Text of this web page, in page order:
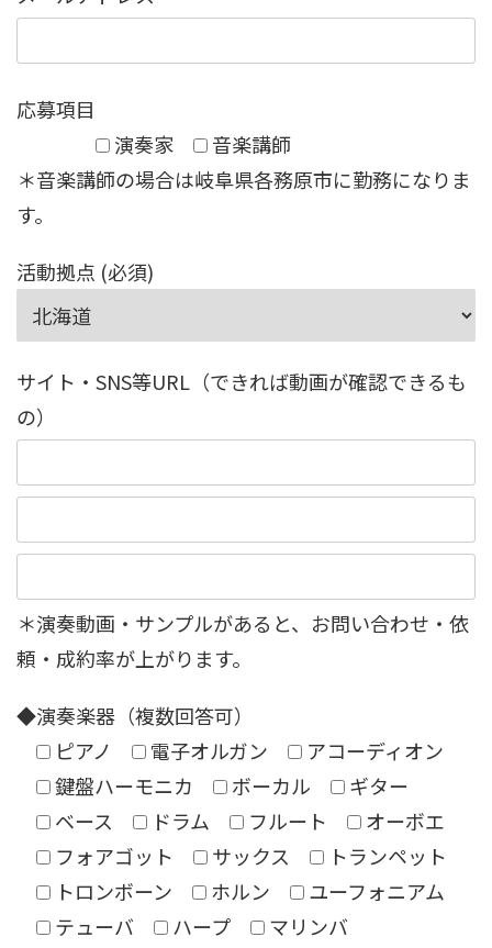
応募項目
演奏家
音楽講師
＊音楽講師の場合は岐阜県各務原市に勤務になりま
す。
活動拠点 (必須)
サイト・SNS等URL（できれば動画が確認できるも
の）
＊演奏動画・サンプルがあると、お問い合わせ・依
頼・成約率が上がります。
◆演奏楽器（複数回答可）
ピアノ
電子オルガン
アコーディオン
鍵盤ハーモニカ
ボーカル
ギター
ベース
ドラム フルート
オーボエ
フォアゴット
サックス
トランペット
トロンボーン
ホルン
ユーフォニアム
テューバ
ハープ
マリンバ